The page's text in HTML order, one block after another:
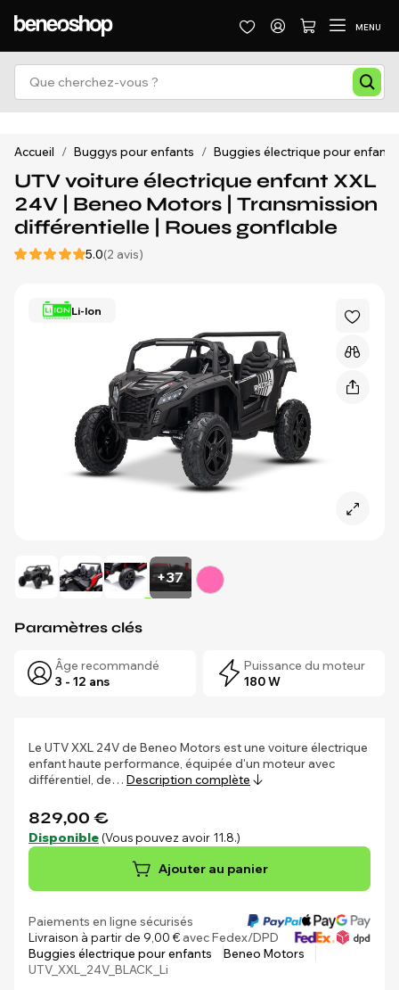
MENU
Accueil / Buggys pour enfants / Buggies électrique pour enfants
UTV voiture électrique enfant XXL
24V | Beneo Motors | Transmission
différentielle | Roues gonflable
5.0(2 avis)
Li-Ion
+37
Paramètres clés
Âge recommandé
3 - 12 ans
Puissance du moteur
180 W
Le UTV XXL 24V de Beneo Motors est une voiture électrique
enfant haute performance, équipée d'un moteur avec
différentiel, de… Description complète
829,00 €
Disponible (Vous pouvez avoir 11.8.)
Ajouter au panier
Paiements en ligne sécurisés
Livraison à partir de 9,00 €avec Fedex/DPD
Buggies électrique pour enfants
Beneo Motors
UTV_XXL_24V_BLACK_Li